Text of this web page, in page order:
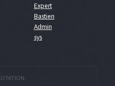
Expert
Bastien
Admin
sys